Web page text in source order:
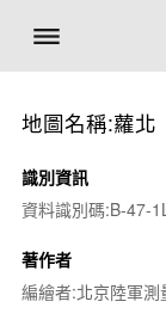
地圖名稱:蘿北
識別資訊
資料識別碼:B-47-
著作者
編繪者:北京陸軍測